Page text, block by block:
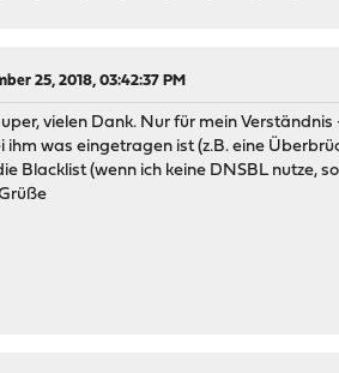
25, 2018, 03:42:37 PM
vielen Dank. Nur für mein
ihm was eingetragen ist (z.B. eine
Blacklist (wenn ich keine DNSBL nutze,